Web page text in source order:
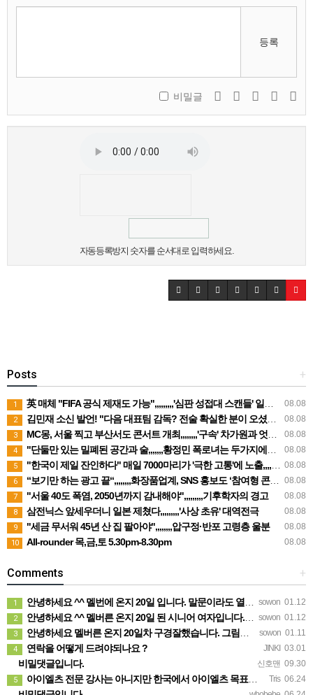
등록
비밀글
자동등록방지 숫자를 순서대로 입력하세요.
+
Posts
08.08
1 英 매체 "FIFA 공식 제재도 가능",,,,,,,,,'심판 성접대 스캔들' 일파만파
08.08
2 김민재 소신 발언! "다음 대표팀 감독? 전술 확실한 분이 오셨으면"
08.08
3 MC몽, 서울 찍고 부산서도 콘서트 개최,,,,,,,,'구속' 차가원과 엇갈린 행보
08.08
4 "단둘만 있는 밀폐된 공간과 술,,,,,,,황정민 폭로녀는 두가지에만 집착했다"
08.08
5 "한국이 제일 잔인하다" 매일 7000마리가 '극한 고통'에 노출,,,,,,,어쩌다 이렇게까지
08.08
6 “보기만 하는 광고 끝“,,,,,,,,화장품업계, SNS 홍보도 ‘참여형 콘텐츠’로 변모
08.08
7 "서울 40도 폭염, 2050년까지 감내해야",,,,,,,,,기후학자의 경고
08.08
8 삼전닉스 앞세우더니 일본 제쳤다,,,,,,,,,'사상 초유' 대역전극
08.08
9 "세금 무서워 45년 산 집 팔아야",,,,,,,,압구정·반포 고령층 울분
08.08
10 All-rounder 목,금,토 5.30pm-8.30pm
+
Comments
sowon 01.12
1 안녕하세요 ^^ 멜번에 온지 20일 입니다. 말문이라도 열어보려고 글 보냅니다. 정말 반가운 소식인데 시간이…
sowon 01.12
2 안녕하세요 ^^ 멜버른 온지 20일 된 시니어 여자입니다. 생소한 곳이다보니 말문이라도 열어보려고 문자 드려…
sowon 01.11
3 안녕하세요 멜버른 온지 20일차 구경잘했습니다. 그림이 내마음입니다.
JINKI 03.01
4 연락을 어떻게 드려야되나요 ?
신호맨 09.30
비밀댓글입니다.
Tris 06.24
5 아이엘츠 전문 강사는 아니지만 한국에서 아이엘츠 목표점수(6.0)통과하고 호주대학 입학했어요 연락주시면 제가…